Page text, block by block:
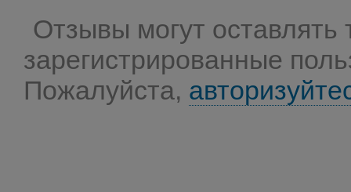
Отзывы могут оставлять
зарегистрированные
Пожалуйста,